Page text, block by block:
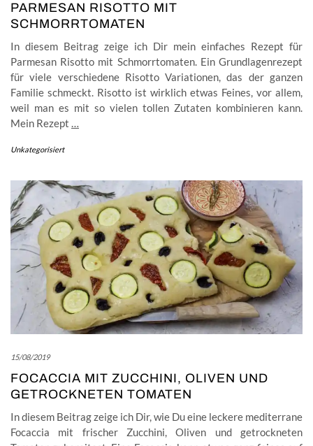
PARMESAN RISOTTO MIT
SCHMORRTOMATEN
In diesem Beitrag zeige ich Dir mein einfaches Rezept für
Parmesan Risotto mit Schmorrtomaten. Ein Grundlagenrezept
für viele verschiedene Risotto Variationen, das der ganzen
Familie schmeckt. Risotto ist wirklich etwas Feines, vor allem,
weil man es mit so vielen tollen Zutaten kombinieren kann.
Mein Rezept …
Unkategorisiert
15/08/2019
FOCACCIA MIT ZUCCHINI, OLIVEN UND
GETROCKNETEN TOMATEN
In diesem Beitrag zeige ich Dir, wie Du eine leckere mediterrane
Focaccia mit frischer Zucchini, Oliven und getrockneten